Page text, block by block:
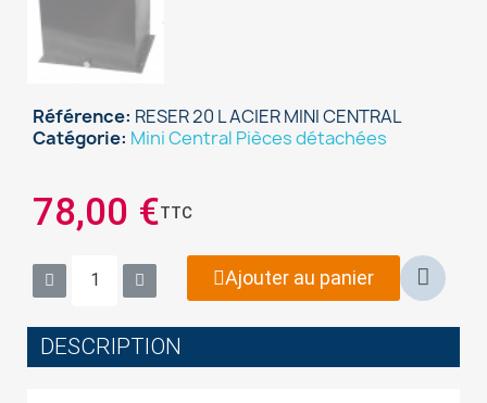
Référence RESER 20 L ACIER MINI CENTRAL
Catégorie Mini Central Pièces détachées
78,00 €TTC
Ajouter au panier
DESCRIPTION
Sign in
wish list.
Cancel Sign in